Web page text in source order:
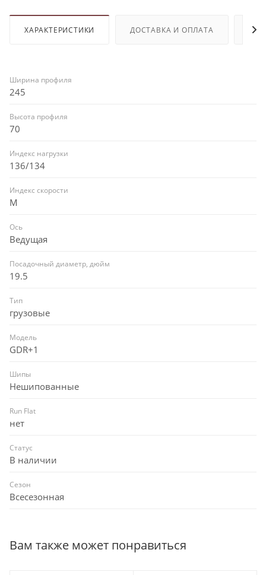
ХАРАКТЕРИСТИКИ ДОСТАВКА И ОПЛАТА
Ширина профиля
245
Высота профиля
70
Индекс нагрузки
136/134
Индекс скорости
M
Ось
Ведущая
Посадочный диаметр, дюйм
19.5
Тип
грузовые
Модель
GDR+1
Шипы
Нешипованные
Run Flat
нет
Статус
В наличии
Сезон
Всесезонная
Вам также может понравиться